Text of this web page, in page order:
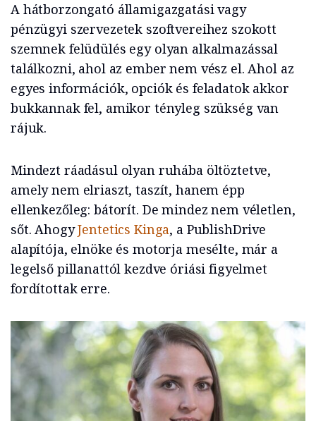
A hátborzongató államigazgatási vagy
pénzügyi szervezetek szoftvereihez szokott
szemnek felüdülés egy olyan alkalmazással
találkozni, ahol az ember nem vész el. Ahol az
egyes információk, opciók és feladatok akkor
bukkannak fel, amikor tényleg szükség van
rájuk.
Mindezt ráadásul olyan ruhába öltöztetve,
amely nem elriaszt, taszít, hanem épp
ellenkezőleg: bátorít. De mindez nem véletlen,
sőt. AhogyJentetics Kinga, a PublishDrive
alapítója, elnöke és motorja mesélte, már a
legelső pillanattól kezdve óriási figyelmet
fordítottak erre.